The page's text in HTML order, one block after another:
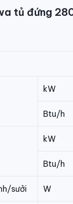
tủ đứng
kW
Btu/h
kW
Btu/h
sưởi W